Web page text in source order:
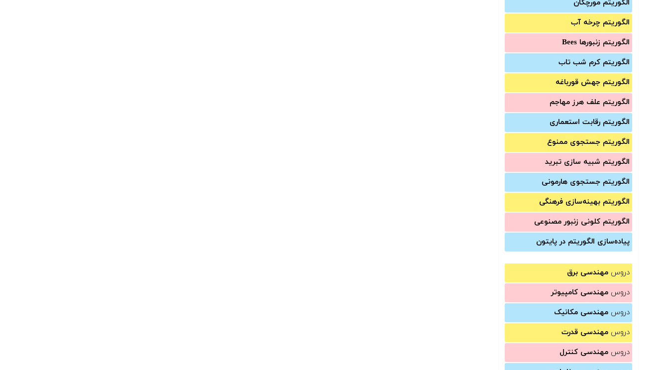
الگوریتم مورچگان
الگوریتم چرخه آب
الگوریتم زنبورها Bees
الگوریتم کرم شب تاب
الگوریتم جهش قورباغه
الگوریتم علف هرز مهاجم
الگوریتم رقابت استعماری
الگوریتم جستجوی ممنوع
الگوریتم شبیه سازی تبرید
الگوریتم جستجوی هارمونی
الگوریتم بهینه‌سازی فرهنگی
الگوریتم کلونی زنبور مصنوعی
پیاده‌سازی الگوریتم در پایتون
دروس مهندسی برق
دروس مهندسی کامپیوتر
دروس مهندسی مکانیک
دروس مهندسی قدرت
دروس مهندسی کنترل